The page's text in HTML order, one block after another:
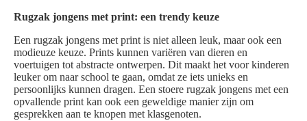
Rugzak jongens met print: een trendy keuze
Een rugzak jongens met print is niet alleen leuk, maar ook een
modieuze keuze. Prints kunnen variëren van dieren en
voertuigen tot abstracte ontwerpen. Dit maakt het voor kinderen
leuker om naar school te gaan, omdat ze iets unieks en
persoonlijks kunnen dragen. Een stoere rugzak jongens met een
opvallende print kan ook een geweldige manier zijn om
gesprekken aan te knopen met klasgenoten.